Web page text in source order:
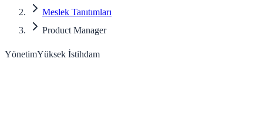
Meslek Tanıtımları
Product Manager
YönetimYüksek İstihdam